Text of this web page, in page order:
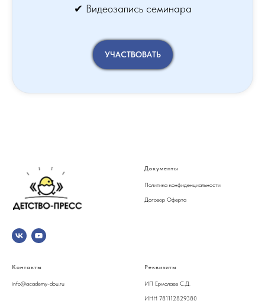
✔ Видеозапись семинара
УЧАСТВОВАТЬ
Документы
Политика конфиденциальности
Договор Оферта
Контакты
info@academy-dou.ru
Реквизиты
ИП Ермолаев С.Д.
ИНН 781112829380